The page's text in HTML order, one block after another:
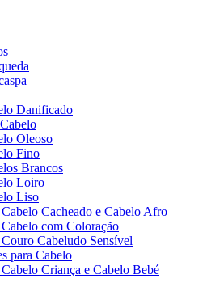
Danificado
Oleoso
Fino
Brancos
Loiro
Liso
Cacheado e Cabelo Afro
com Coloração
Cabeludo Sensível
para Cabelo
Criança e Cabelo Bebé